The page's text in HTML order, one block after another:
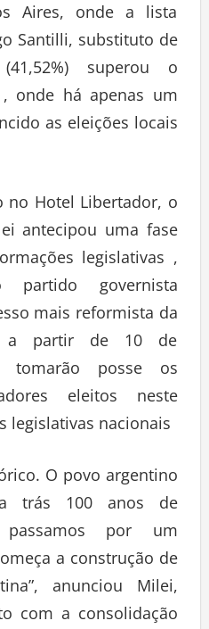
Aires, onde a lista
Santilli, substituto de
superou o
, onde há apenas um
as eleições locais
no Hotel Libertador, o
antecipou uma fase
legislativas ,
governista
mais reformista da
a partir de 10 de
tomarão posse os
eleitos neste
legislativas nacionais
O povo argentino
trás 100 anos de
passamos por um
a construção de
anunciou Milei,
com a consolidação